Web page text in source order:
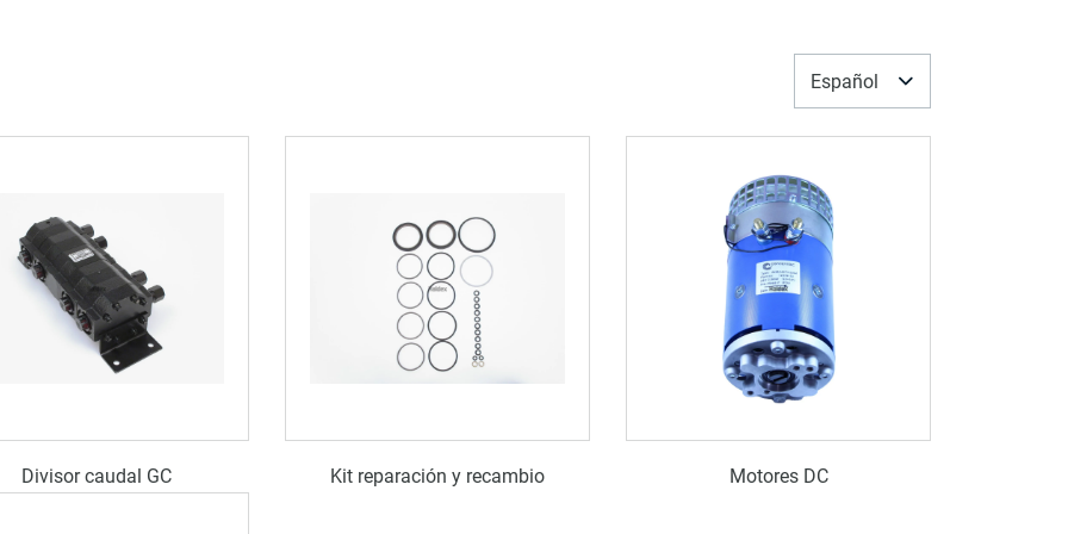
Español
Divisor caudal GC Kit reparación y recambio Motores DC